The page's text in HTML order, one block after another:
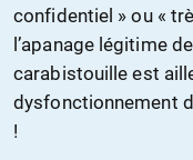
confidentiel » ou «
l’apanage légitime
carabistouille est
dysfonctionnement
!